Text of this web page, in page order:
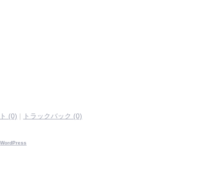
(0) | トラックバック (0)
WordPress